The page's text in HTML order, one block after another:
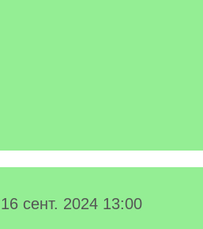
16 сент. 2024 13:00